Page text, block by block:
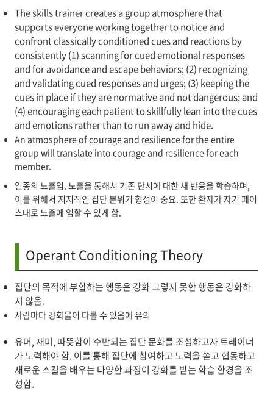
The skills trainer creates a group atmosphere that
supports everyone working together to notice and
confront classically conditioned cues and reactions by
consistently (1) scanning for cued emotional responses
and for avoidance and escape behaviors; (2) recognizing
and validating cued responses and urges; (3) keeping the
cues in place if they are normative and not dangerous; and
(4) encouraging each patient to skillfully lean into the cues
and emotions rather than to run away and hide.
An atmosphere of courage and resilience for the entire
group will translate into courage and resilience for each
member.
일종의 노출임. 노출을 통해서 기존 단서에 대한 새 반응을 학습하며,
이를 위해서 지지적인 집단 분위기 형성이 중요. 또한 환자가 자기 페이
스대로 노출에 임할 수 있게 함.
Operant Conditioning Theory
집단의 목적에 부합하는 행동은 강화 그렇지 못한 행동은 강화하
지 않음.
사람마다 강화물이 다를 수 있음에 유의
유머, 재미, 따뜻함이 수반되는 집단 문화를 조성하고자 트레이너
가 노력해야 함. 이를 통해 집단에 참여하고 노력을 쏟고 협동하고
새로운 스킬을 배우는 다양한 과정이 강화를 받는 학습 환경을 조
성함.